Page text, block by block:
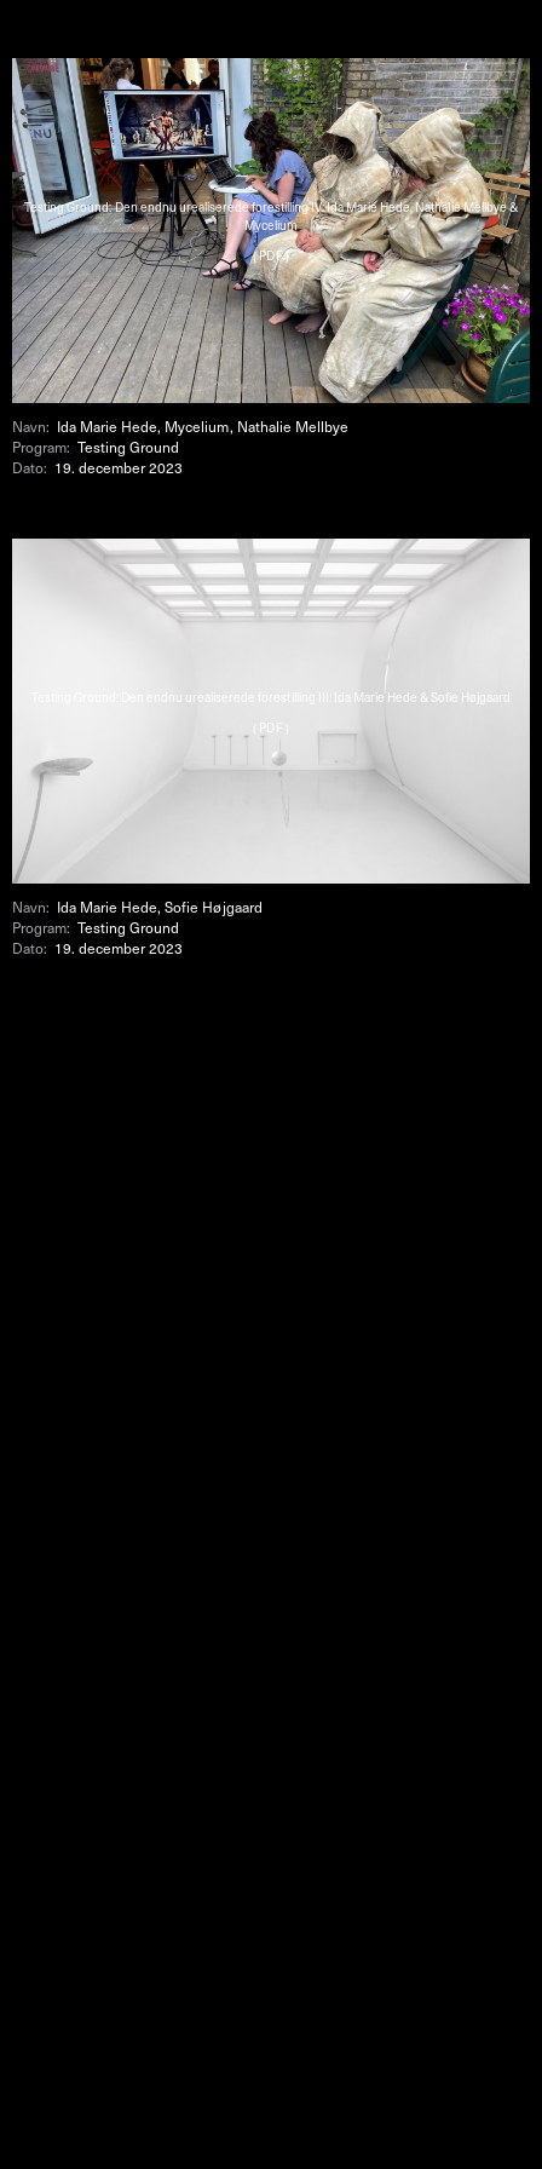
Testing Ground: Den endnu urealiserede forestilling IV: Ida Marie Hede, Nathalie Mellbye &
Mycelium
( PDF )
Navn: Ida Marie Hede, Mycelium, Nathalie Mellbye
Program:Testing Ground
Dato: 19. december 2023
Testing Ground: Den endnu urealiserede forestilling III: Ida Marie Hede & Sofie Højgaard
( PDF )
Navn: Ida Marie Hede, Sofie Højgaard
Program:Testing Ground
Dato: 19. december 2023